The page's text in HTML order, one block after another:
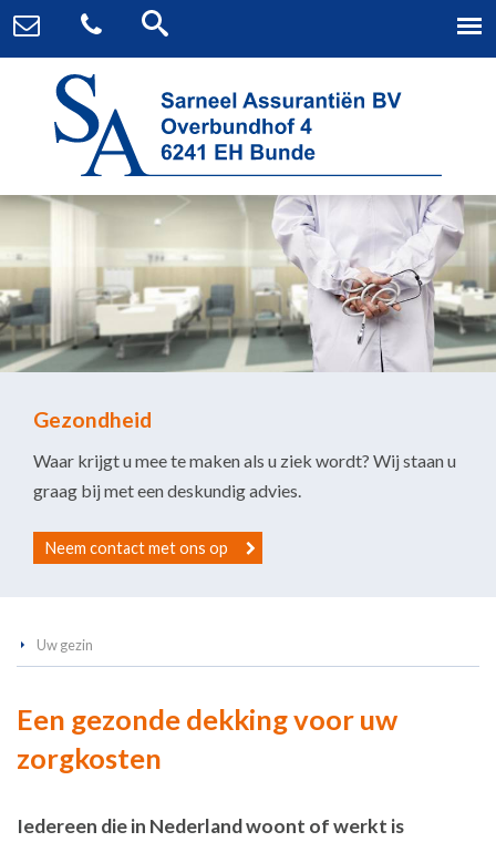
Gezondheid
Waar krijgt u mee te maken als u ziek wordt? Wij staan u
graag bij met een deskundig advies.
Neem contact met ons op
Uw gezin
Een gezonde dekking voor uw
zorgkosten
Iedereen die in Nederland woont of werkt is